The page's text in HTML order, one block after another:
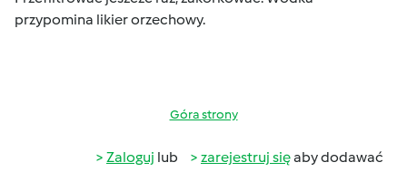
przypomina likier orzechowy.
Góra strony
Zaloguj lub zarejestruj sięaby dodawać